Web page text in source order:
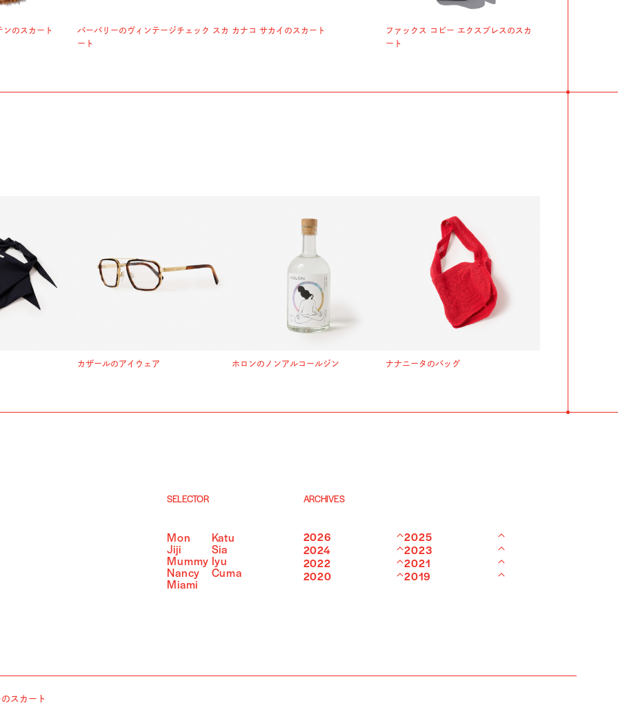
のスカート
バーバリーのヴィンテージチェック スカ
ート
カナコ サカイのスカート
ファックス コピー エクスプレスのスカ
ート
カザールのアイウェア ホロンのノンアルコールジン ナナニータのバッグ
SELECTOR
Mon
Katu
Jiji
Sia
Mummy Iyu
Nancy
Cuma
Miami
ARCHIVES
2026
2025
2024
2023
2022
2021
2020
2019
スカート